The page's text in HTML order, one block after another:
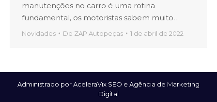
manutenções no carro é uma rotina
fundamental, os motoristas sabem muito…
Novidades De ZAP Autopeças 1 de abril de 2022
Administrado por AceleraVix SEO e Agência de Marketing
Digital